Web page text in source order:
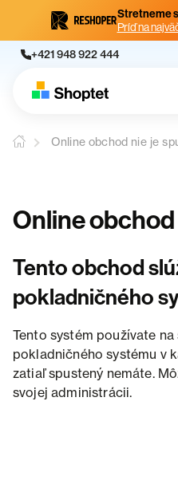
Stretneme
Príď na
+421 948 922 444
Online obchod nie je
Online
Tento obchod
pokladničného
Tento systém používate
pokladničného systému v
zatiaľ spustený nemáte.
svojej administrácii.